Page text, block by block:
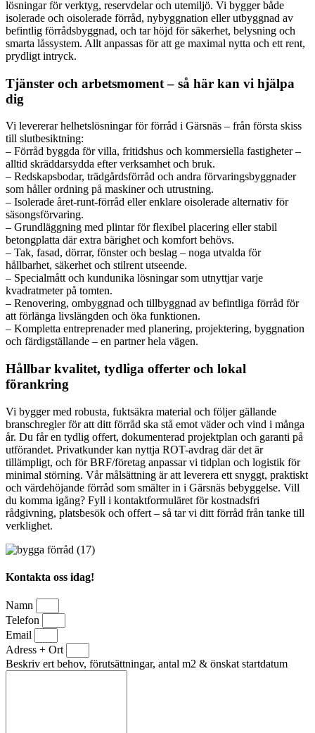
lösningar för verktyg, reservdelar och utemiljö. Vi bygger både
isolerade och oisolerade förråd, nybyggnation eller utbyggnad av
befintlig förrådsbyggnad, och tar höjd för säkerhet, belysning och
smarta låssystem. Allt anpassas för att ge maximal nytta och ett rent,
prydligt intryck.
Tjänster och arbetsmoment – så här kan vi hjälpa
dig
Vi levererar helhetslösningar för förråd i Gärsnäs – från första skiss
till slutbesiktning:
– Förråd byggda för villa, fritidshus och kommersiella fastigheter –
alltid skräddarsydda efter verksamhet och bruk.
– Redskapsbodar, trädgårdsförråd och andra förvaringsbyggnader
som håller ordning på maskiner och utrustning.
– Isolerade året-runt-förråd eller enklare oisolerade alternativ för
säsongsförvaring.
– Grundläggning med plintar för flexibel placering eller stabil
betongplatta där extra bärighet och komfort behövs.
– Tak, fasad, dörrar, fönster och beslag – noga utvalda för
hållbarhet, säkerhet och stilrent utseende.
– Specialmått och kundunika lösningar som utnyttjar varje
kvadratmeter på tomten.
– Renovering, ombyggnad och tillbyggnad av befintliga förråd för
att förlänga livslängden och öka funktionen.
– Kompletta entreprenader med planering, projektering, byggnation
och färdigställande – en partner hela vägen.
Hållbar kvalitet, tydliga offerter och lokal
förankring
Vi bygger med robusta, fuktsäkra material och följer gällande
branschregler för att ditt förråd ska stå emot väder och vind i många
år. Du får en tydlig offert, dokumenterad projektplan och garanti på
utförandet. Privatkunder kan nyttja ROT-avdrag där det är
tillämpligt, och för BRF/företag anpassar vi tidplan och logistik för
minimal störning. Vår målsättning är att leverera ett snyggt, praktiskt
och värdehöjande förråd som smälter in i Gärsnäs bebyggelse. Vill
du komma igång? Fyll i kontaktformuläret för kostnadsfri
rådgivning, platsbesök och offert – så tar vi ditt förråd från tanke till
verklighet.
Kontakta oss idag!
Namn
Telefon
Email
Adress + Ort
Beskriv ert behov, förutsättningar, antal m2 & önskat startdatum